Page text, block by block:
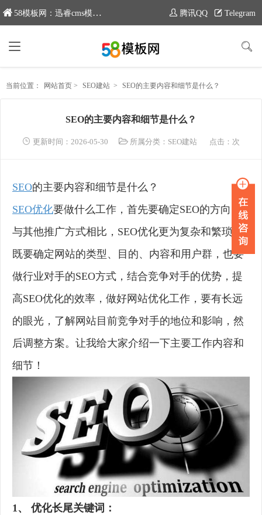
58模板网：迅睿cms模板专业分享平台，新域名：www.moban58.com 腾讯QQ Telegram
当前位置： 网站首页 > SEO建站 > SEO的主要内容和细节是什么？
SEO的主要内容和细节是什么？
更新时间：2026-05-30 所属分类： SEO建站 点击： 次
SEO的主要内容和细节是什么？
SEO优化要做什么工作，首先要确定SEO的方向，
与其他推广方式相比，SEO优化更为复杂和繁琐，
既要确定网站的类型、目的、内容和用户群，也要
做行业对手的SEO方式，结合竞争对手的优势，提
高SEO优化的效率，做好网站优化工作，要有长远
的眼光，了解网站目前竞争对手的地位和影响，然
后调整方案。让我给大家介绍一下主要工作内容和
细节！
1、 优化长尾关键词：